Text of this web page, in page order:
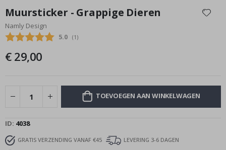
het
begin
van
afbeeldingen-
Muursticker - Grappige Dieren
Namly Design
Gemiddelde beoordeling:
5.0 (aantal stemmen:
1 )
€ 29,00
TOEVOEGEN AAN WINKELWAGEN
ID 4038
GRATIS VERZENDING VANAF €45
LEVERING 3-6 DAGEN